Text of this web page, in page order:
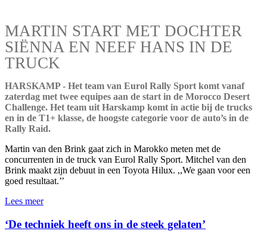
MARTIN START MET DOCHTER
SIËNNA EN NEEF HANS IN DE
TRUCK
HARSKAMP - Het team van Eurol Rally Sport komt vanaf
zaterdag met twee equipes aan de start in de Morocco Desert
Challenge. Het team uit Harskamp komt in actie bij de trucks
en in de T1+ klasse, de hoogste categorie voor de auto’s in de
Rally Raid.
Martin van den Brink gaat zich in Marokko meten met de
concurrenten in de truck van Eurol Rally Sport. Mitchel van den
Brink maakt zijn debuut in een Toyota Hilux. ,,We gaan voor een
goed resultaat.’’
Lees meer
‘De techniek heeft ons in de steek gelaten’